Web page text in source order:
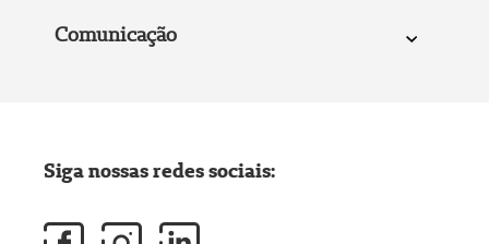
Comunicação
Siga nossas redes sociais: